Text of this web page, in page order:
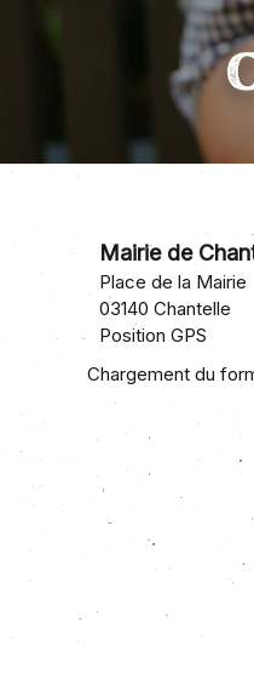
Mairie de
Place de la Mairie
03140 Chantelle
Position GPS
Chargement du